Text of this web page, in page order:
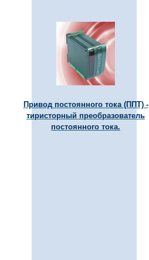
Привод постоянного тока (ППТ) -
тиристорный преобразователь
постоянного тока.